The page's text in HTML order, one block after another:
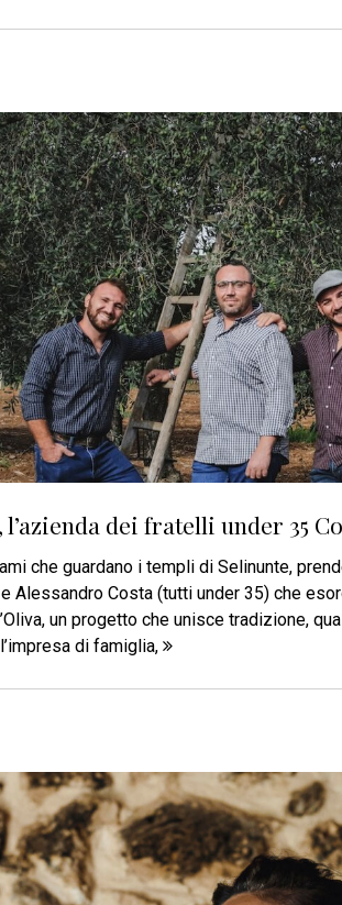
l’azienda dei fratelli under 35
che guardano i templi di Selinunte,
Alessandro Costa (tutti under 35) che
un progetto che unisce tradizione,
di famiglia,